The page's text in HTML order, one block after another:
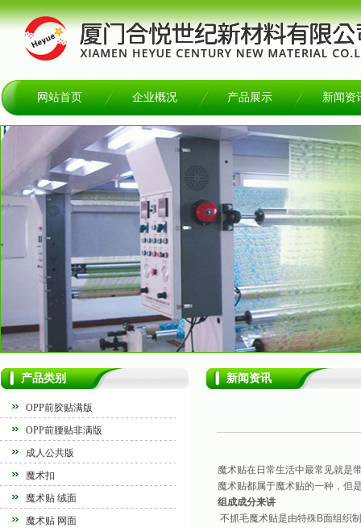
网站首页 企业概况 产品展示 新闻资
产品类别
OPP前胶贴满版
OPP前腰贴非满版
成人公共版
魔术扣
魔术贴 绒面
魔术贴 网面
新闻资讯
魔术贴在日常生活中最常见就是
魔术贴都属于魔术贴的一种，但
组成成分来讲
不抓毛魔术贴是由特殊B面组织